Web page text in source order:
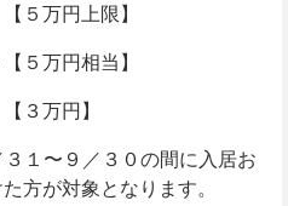
５万円上限】
５万円相当】
３万円】
１〜９／３０の間に入居お
方が対象となります。